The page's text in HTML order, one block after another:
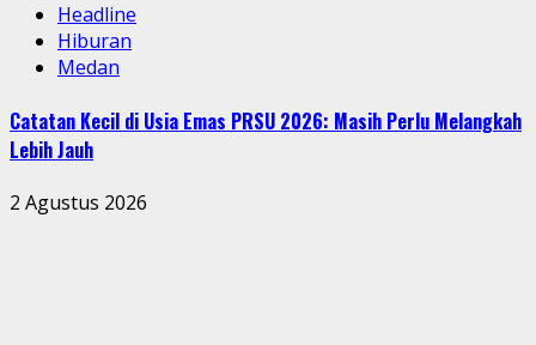
Headline
Hiburan
Medan
Catatan Kecil di Usia Emas PRSU 2026: Masih Perlu Melangkah
Lebih Jauh
2 Agustus 2026